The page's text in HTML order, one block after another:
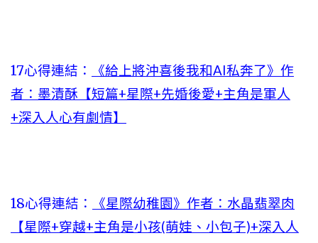
17心得連結：
《給上將沖喜後我和AI私奔了》作
者：墨漬酥【短篇+星際+先婚後愛+主角是軍人
+深入人心有劇情】
18心得連結：
《星際幼稚園》作者：水晶翡翠肉
【星際+穿越+主角是小孩(萌娃、小包子)+深入人